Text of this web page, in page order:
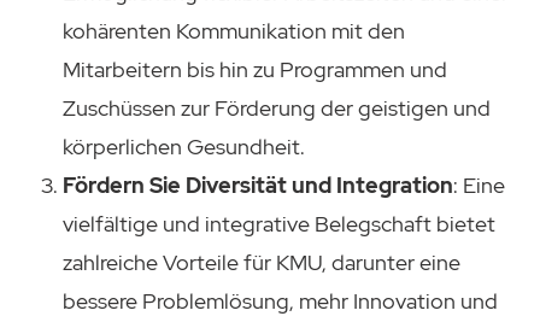
kohärenten Kommunikation mit den
Mitarbeitern bis hin zu Programmen und
Zuschüssen zur Förderung der geistigen und
körperlichen Gesundheit.
Fördern Sie Diversität und Integration: Eine
vielfältige und integrative Belegschaft bietet
zahlreiche Vorteile für KMU, darunter eine
bessere Problemlösung, mehr Innovation und